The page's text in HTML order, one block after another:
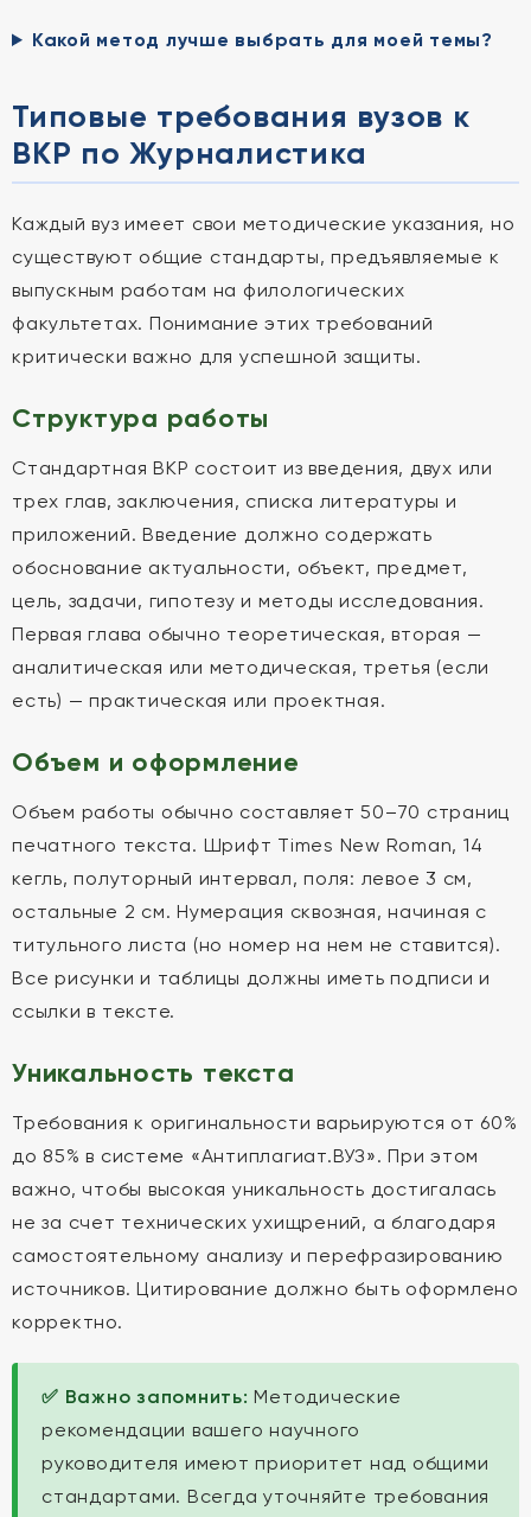
Какой метод лучше выбрать для моей темы?
Типовые требования вузов к
ВКР по Журналистика
Каждый вуз имеет свои методические указания, но
существуют общие стандарты, предъявляемые к
выпускным работам на филологических
факультетах. Понимание этих требований
критически важно для успешной защиты.
Структура работы
Стандартная ВКР состоит из введения, двух или
трех глав, заключения, списка литературы и
приложений. Введение должно содержать
обоснование актуальности, объект, предмет,
цель, задачи, гипотезу и методы исследования.
Первая глава обычно теоретическая, вторая —
аналитическая или методическая, третья (если
есть) — практическая или проектная.
Объем и оформление
Объем работы обычно составляет 50–70 страниц
печатного текста. Шрифт Times New Roman, 14
кегль, полуторный интервал, поля: левое 3 см,
остальные 2 см. Нумерация сквозная, начиная с
титульного листа (но номер на нем не ставится).
Все рисунки и таблицы должны иметь подписи и
ссылки в тексте.
Уникальность текста
Требования к оригинальности варьируются от 60%
до 85% в системе «Антиплагиат.ВУЗ». При этом
важно, чтобы высокая уникальность достигалась
не за счет технических ухищрений, а благодаря
самостоятельному анализу и перефразированию
источников. Цитирование должно быть оформлено
корректно.
✅ Важно запомнить: Методические
рекомендации вашего научного
руководителя имеют приоритет над общими
стандартами. Всегда уточняйте требования